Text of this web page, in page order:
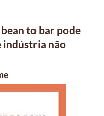
to bar pode
indústria não